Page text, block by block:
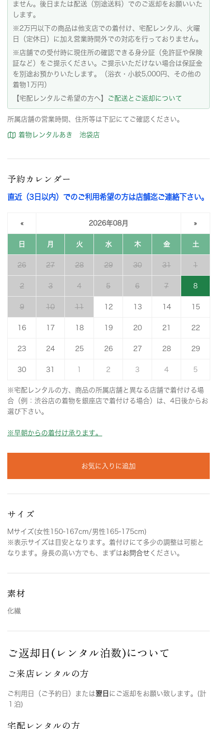
ません。後日または配送（別途送料）でのご返却をお願いいた
します。
※2万円以下の商品は他支店での着付け、宅配レンタル、火曜
日（定休日）に加え営業時間外での対応を行っておりません。
※店舗での受付時に現住所の確認できる身分証（免許証や保険
証など）をご提示ください。ご提示いただけない場合は保証金
を別途お預かりいたします。（浴衣・小紋5,000円、その他の
着物1万円）
【宅配レンタルご希望の方へ】
ご配送とご返却について
所属店舗の営業時間、住所等は下記にてご確認ください。
着物レンタルあき 池袋店
予約カレンダー
直近（3日以内）でのご利用希望の方は店舗迄ご連絡下さい。
« 2026年08月 »
日 月 火 水 木 金 土
26 27 28 29 30 31 1
2 3 4 5 6 7 8
9 10 11 12 13 14 15
16 17 18 19 20 21 22
23 24 25 26 27 28 29
30 31 2 3 4 5
※宅配レンタルの方、商品の所属店舗と異なる店舗で着付ける場
合（例：渋谷店の着物を銀座店で着付ける場合）は、4日後からお
選び下さい。
※早朝からの着付け承ります。
お気に入りに追加
サイズ
Mサイズ(女性150-167cm/男性165-175cm)
※表示サイズは目安となります。着付けにて多少の調整は可能と
なります。身長の高い方でも、まずはお問合せ ください。
素材
化繊
ご返却日(レンタル泊数)について
ご来店レンタルの方
ご利用日（ご予約日）または翌日 にご返却をお願い致します。(計
１泊)
宅配レンタルの方